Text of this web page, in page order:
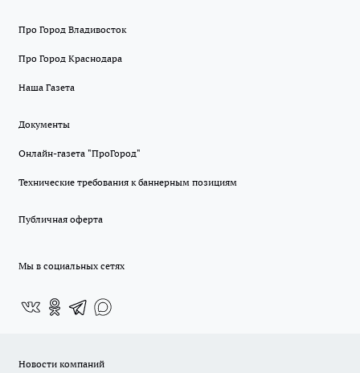
Про Город Владивосток
Про Город Краснодара
Наша Газета
Документы
Онлайн-газета "ПроГород"
Технические требования к баннерным позициям
Публичная оферта
Мы в социальных сетях
Новости компаний